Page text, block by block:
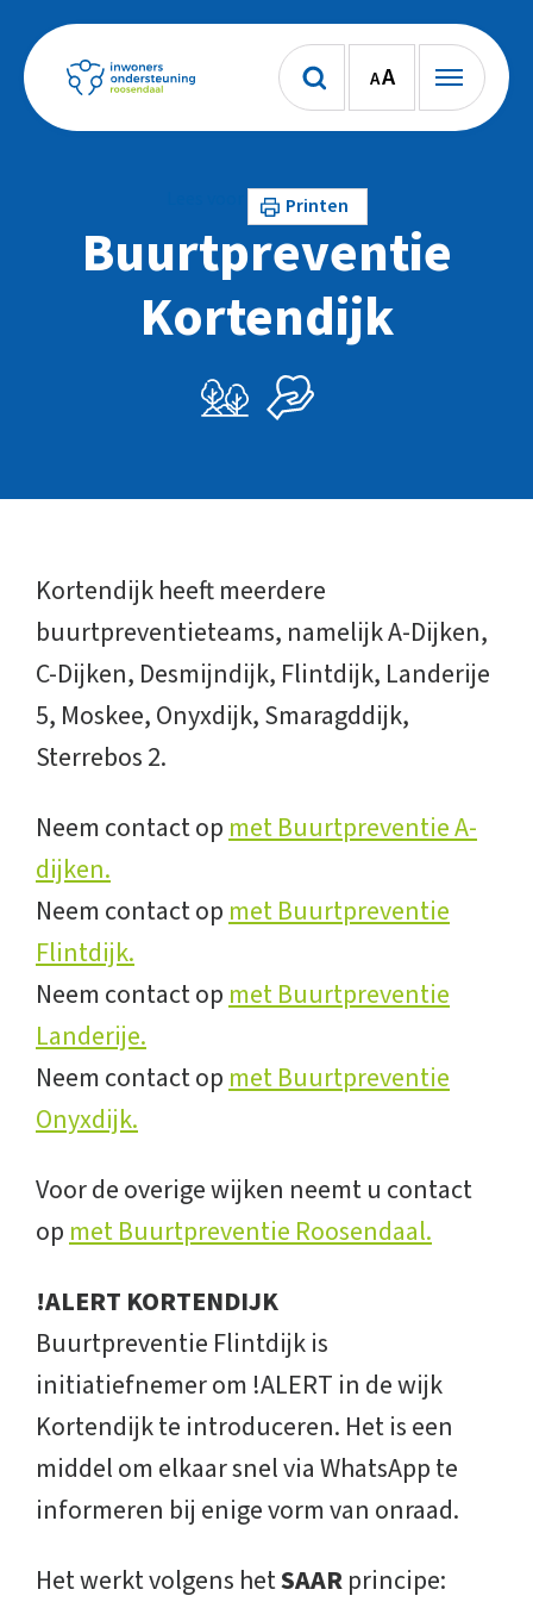
AA
Printen
Buurtpreventie
Kortendijk
Kortendijk heeft meerdere
buurtpreventieteams, namelijk A-Dijken,
C-Dijken, Desmijndijk, Flintdijk, Landerije
5, Moskee, Onyxdijk, Smaragddijk,
Sterrebos 2.
Neem contact op met Buurtpreventie A-
dijken.
Neem contact op met Buurtpreventie
Flintdijk.
Neem contact op met Buurtpreventie
Landerije.
Neem contact op met Buurtpreventie
Onyxdijk.
Voor de overige wijken neemt u contact
op met Buurtpreventie Roosendaal.
!ALERT KORTENDIJK
Buurtpreventie Flintdijk is
initiatiefnemer om !ALERT in de wijk
Kortendijk te introduceren. Het is een
middel om elkaar snel via WhatsApp te
informeren bij enige vorm van onraad.
Het werkt volgens hetSAARprincipe: